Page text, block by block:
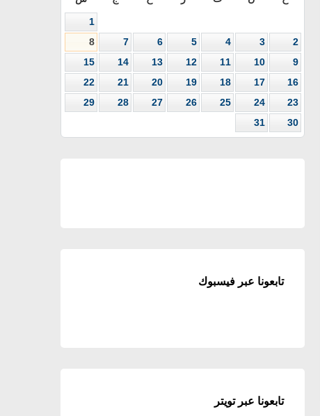
1
2
3
4
5
6
7
8
9
10
11
12
13
14
15
16
17
18
19
20
21
22
23
24
25
26
27
28
29
30
31
تابعونا عبر فيسبوك
تابعونا عبر تويتر